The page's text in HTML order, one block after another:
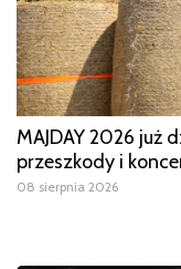
MAJDAY 2026 już
przeszkody i
08 sierpnia 2026